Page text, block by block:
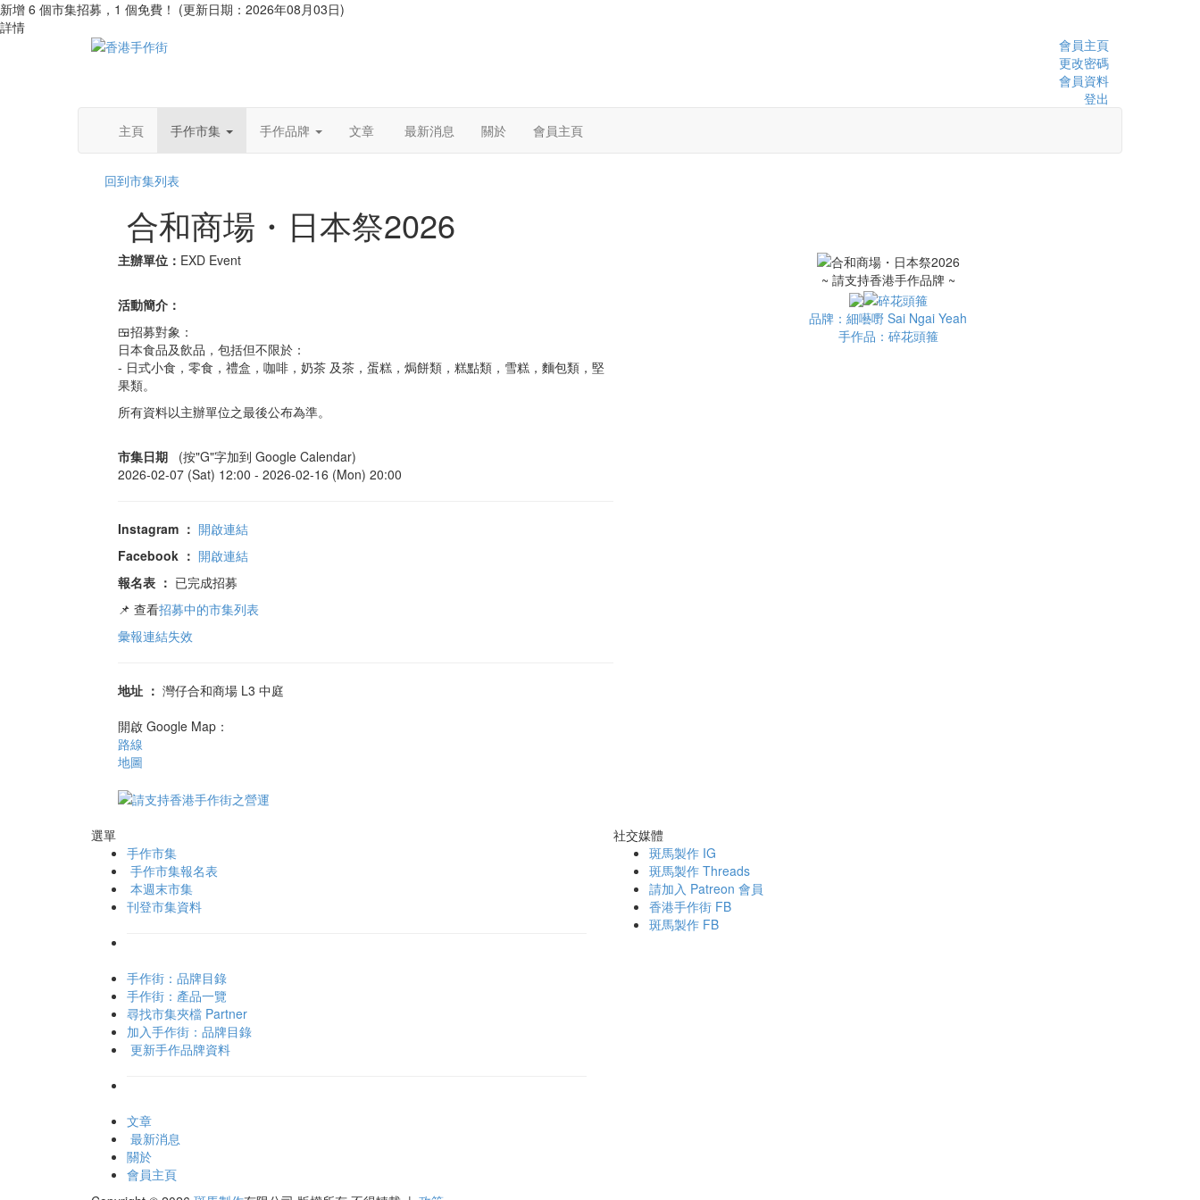
新增 6 個市集招募，1 個免費！ (更新日期：2026年08月03日)
詳情
會員主頁
更改密碼
會員資料
登出
主頁
手作市集 手作品牌 文章 最新消息 關於 會員主頁
回到市集列表
合和商場・日本祭2026
~ 請支持香港手作品牌 ~
品牌：細囈嘢 Sai Ngai Yeah
手作品：碎花頭箍
主辦單位： EXD Event
活動簡介：
🍱招募對象：
日本食品及飲品，包括但不限於：
- 日式小食，零食，禮盒，咖啡，奶茶 及茶，蛋糕，焗餅類，糕點類，雪糕，麵包類，堅
果類。
所有資料以主辦單位之最後公布為準。
市集日期
(按"G"字加到 Google Calendar)
2026-02-07 (Sat) 12:00 - 2026-02-16 (Mon) 20:00
Instagram ： 開啟連結
Facebook ： 開啟連結
報名表 ： 已完成招募
📌 查看招募中的市集列表
彙報連結失效
地址 ： 灣仔合和商場 L3 中庭
開啟 Google Map：
路線
地圖
選單
手作市集
手作市集報名表
本週末市集
刊登市集資料
手作街：品牌目錄
手作街：產品一覽
尋找市集夾檔 Partner
加入手作街：品牌目錄
更新手作品牌資料
文章
最新消息
關於
會員主頁
社交媒體
斑馬製作 IG
斑馬製作 Threads
請加入 Patreon 會員
香港手作街 FB
斑馬製作 FB